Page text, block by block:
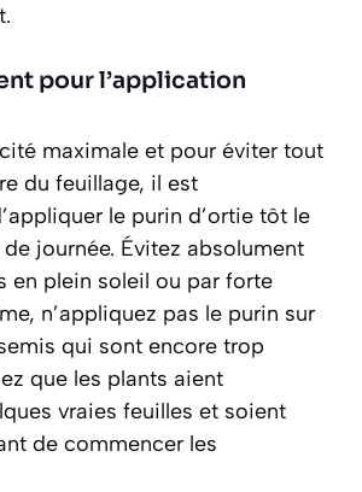
pour l’application
maximale et pour éviter tout
du feuillage, il est
le purin d’ortie tôt le
journée. Évitez absolument
en plein soleil ou par forte
n’appliquez pas le purin sur
qui sont encore trop
que les plants aient
vraies feuilles et soient
de commencer les